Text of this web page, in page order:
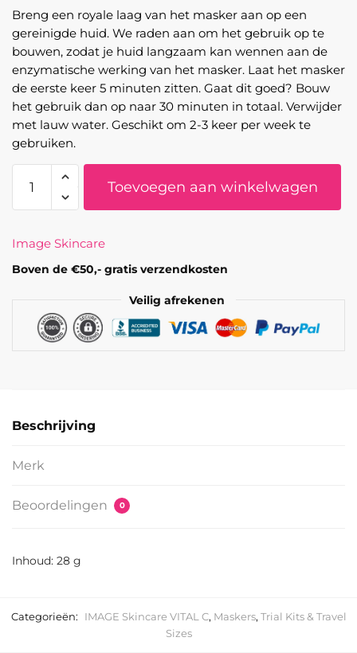
Breng een royale laag van het masker aan op een
gereinigde huid. We raden aan om het gebruik op te
bouwen, zodat je huid langzaam kan wennen aan de
enzymatische werking van het masker. Laat het masker
de eerste keer 5 minuten zitten. Gaat dit goed? Bouw
het gebruik dan op naar 30 minuten in totaal. Verwijder
met lauw water. Geschikt om 2-3 keer per week te
gebruiken.
Size
VITAL
-
Hydrating
aantal
Toevoegen aan winkelwagen
Image Skincare
Boven de €50,- gratis verzendkosten
Veilig afrekenen
Beschrijving
Merk
Beoordelingen 0
Inhoud: 28 g
Categorieën: IMAGE Skincare VITAL C, Maskers, Trial Kits & Travel
Sizes